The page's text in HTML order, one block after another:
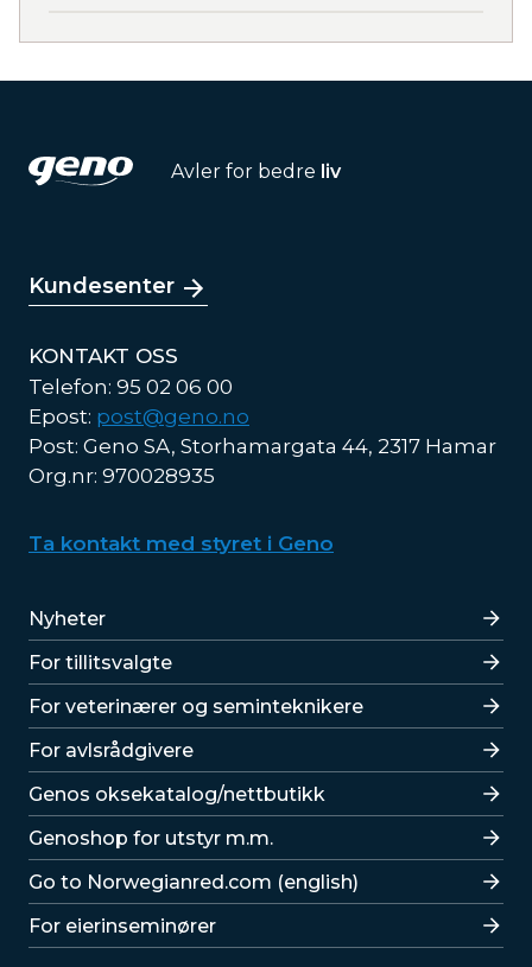
Avler for bedre liv
Kundesenter
KONTAKT OSS
Telefon: 95 02 06 00
Epost: post@geno.no
Post: Geno SA, Storhamargata 44, 2317 Hamar
Org.nr: 970028935
Ta kontakt med styret i Geno
Lenker
Nyheter
For tillitsvalgte
For veterinærer og seminteknikere
For avlsrådgivere
Lenker
Genos oksekatalog/nettbutikk
Genoshop for utstyr m.m.
Go to Norwegianred.com (english)
For eierinseminører